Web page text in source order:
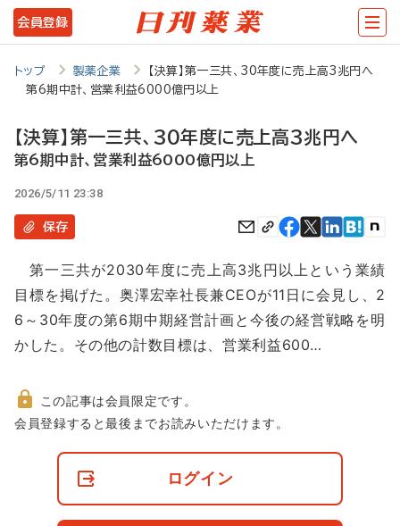
メ
イ
テ
ツ
に
動
会員登録
トップ 製薬企業
【決算】第一三共、30年度に売上高3兆円へ
第6期中計、営業利益6000億円以上
【決算】第一三共、30年度に売上高3兆円へ
第6期中計、営業利益6000億円以上
2026/5/11 23:38
保存
第一三共が2030年度に売上高3兆円以上という業績
目標を掲げた。奥澤宏幸社長兼CEOが11日に会見し、2
6～30年度の第6期中期経営計画と今後の経営戦略を明
かした。その他の計数目標は、営業利益600…
非
この記事は会員限定です。
会員登録すると最後までお読みいただけます。
ログイン